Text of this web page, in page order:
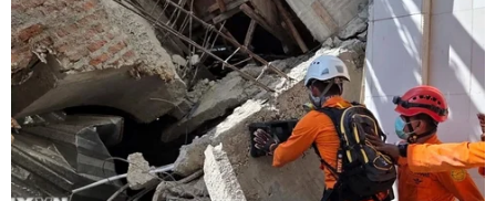
Hàn Quốc đầu tư xây “Thung lũng
K-Vietnam” gắn với hậu duệ dòng họ
Lý
07/08/2026 06:30